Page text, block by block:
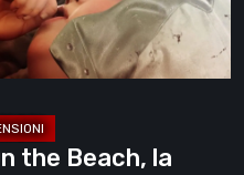
the Beach, la